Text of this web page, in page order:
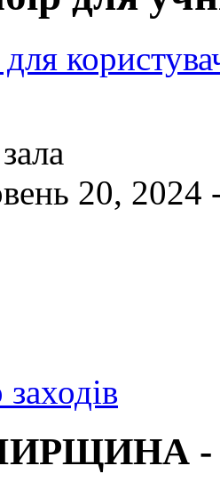
20, 2024
-